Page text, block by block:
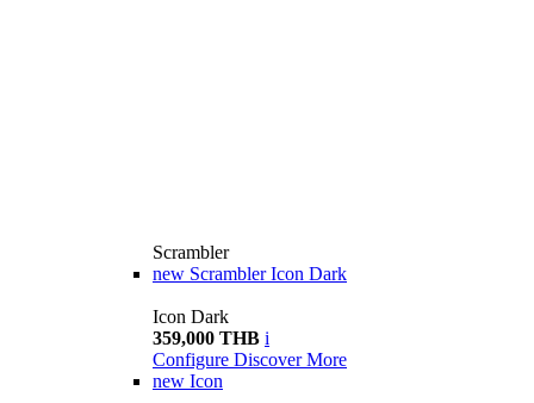
Scrambler
new Scrambler Icon Dark
Icon Dark
359,000 THB i
Configure Discover More
new Icon